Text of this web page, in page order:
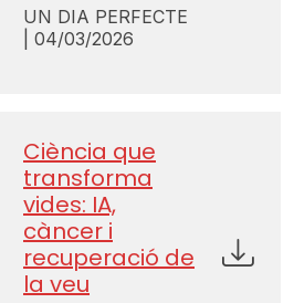
UN DIA PERFECTE
| 04/03/2026
Ciència que
transforma
vides: IA,
càncer i
recuperació de
la veu